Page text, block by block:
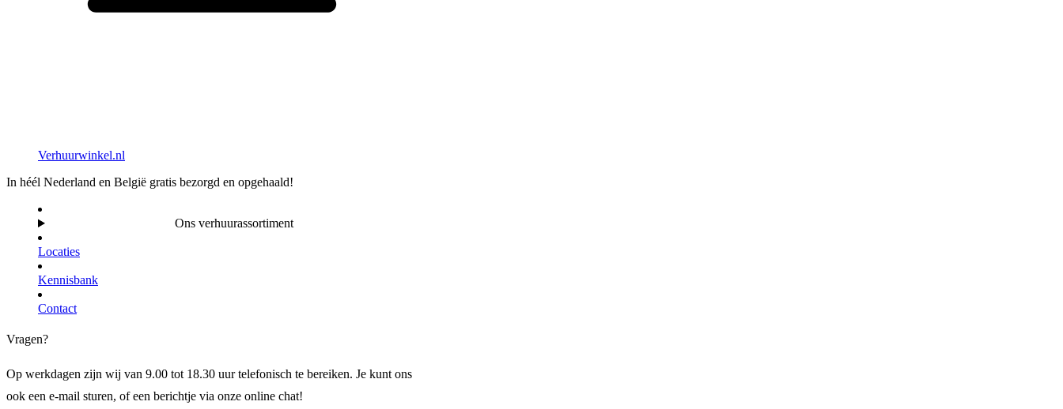
Verhuurwinkel.nl
In héél Nederland en België gratis bezorgd en opgehaald!
Ons verhuurassortiment
Locaties
Kennisbank
Contact
Vragen?
Op werkdagen zijn wij van 9.00 tot 18.30 uur telefonisch te bereiken. Je kunt ons
ook een e-mail sturen, of een berichtje via onze online chat!